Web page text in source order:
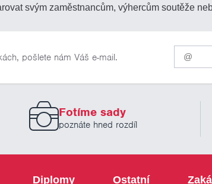
svým zaměstnancům, výhercům soutěže
pošlete nám Váš e-mail.
Pro
odběr
našich
novinek
Fotíme sady
poznáte hned rozdíl
Diplomy Ostatní